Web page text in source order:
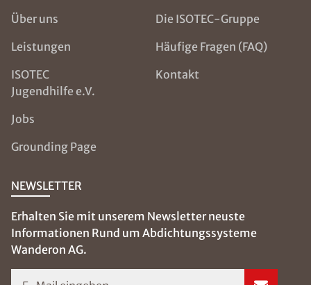
Über uns
Leistungen
ISOTEC
Jugendhilfe e.V.
Jobs
Grounding Page
Die ISOTEC-Gruppe
Häufige Fragen (FAQ)
Kontakt
NEWSLETTER
Erhalten Sie mit unserem Newsletter neuste
Informationen Rund um Abdichtungssysteme
Wanderon AG.